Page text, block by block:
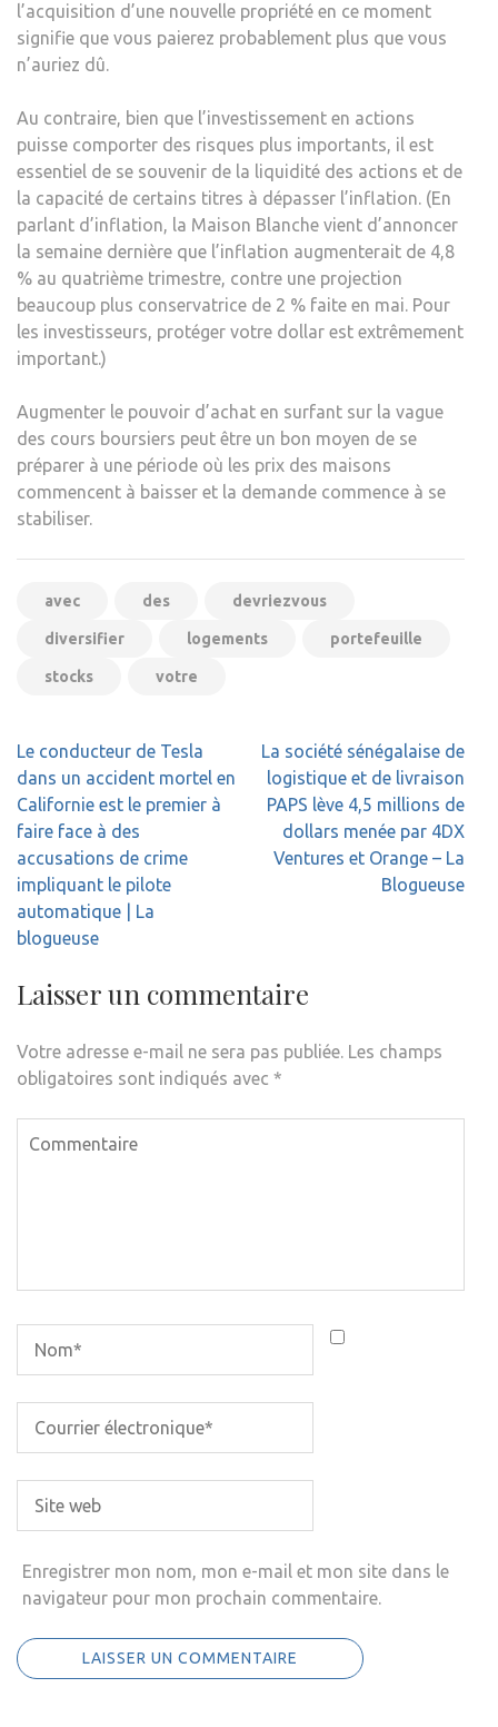
l’acquisition d’une nouvelle propriété en ce moment
signifie que vous paierez probablement plus que vous
n’auriez dû.
Au contraire, bien que l’investissement en actions
puisse comporter des risques plus importants, il est
essentiel de se souvenir de la liquidité des actions et de
la capacité de certains titres à dépasser l’inflation. (En
parlant d’inflation, la Maison Blanche vient d’annoncer
la semaine dernière que l’inflation augmenterait de 4,8
% au quatrième trimestre, contre une projection
beaucoup plus conservatrice de 2 % faite en mai. Pour
les investisseurs, protéger votre dollar est extrêmement
important.)
Augmenter le pouvoir d’achat en surfant sur la vague
des cours boursiers peut être un bon moyen de se
préparer à une période où les prix des maisons
commencent à baisser et la demande commence à se
stabiliser.
avec des devriezvous
diversifier logements portefeuille
stocks votre
Navigation
de
l’article
Le conducteur de Tesla
dans un accident mortel en
Californie est le premier à
faire face à des
accusations de crime
impliquant le pilote
automatique | La
blogueuse
La société sénégalaise de
logistique et de livraison
PAPS lève 4,5 millions de
dollars menée par 4DX
Ventures et Orange – La
Blogueuse
Laisser un commentaire
Votre adresse e-mail ne sera pas publiée. Les champs
obligatoires sont indiqués avec *
Enregistrer mon nom, mon e-mail et mon site dans le
navigateur pour mon prochain commentaire.